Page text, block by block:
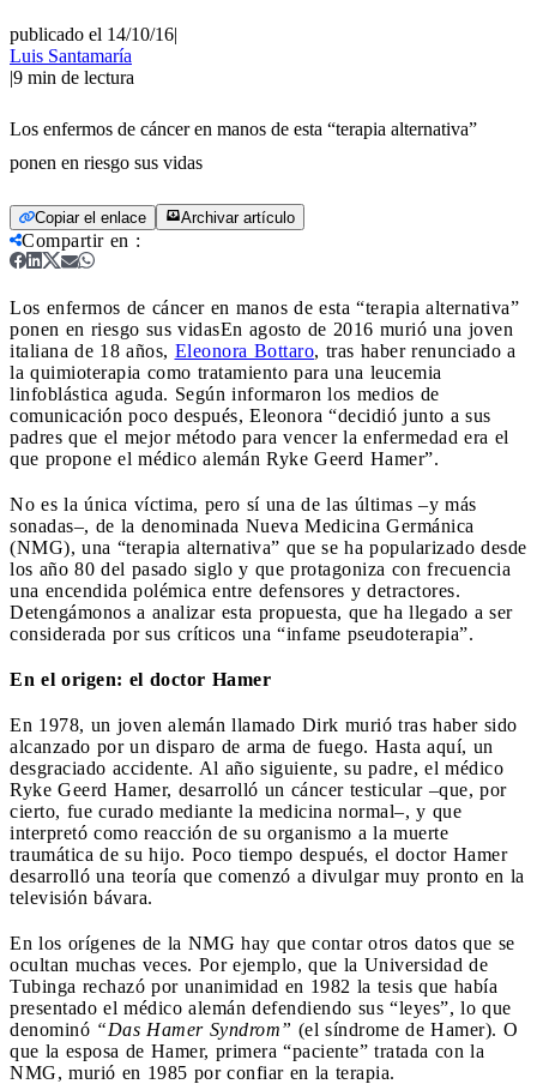
publicado el 14/10/16|
Luis Santamaría
|9 min de lectura
Los enfermos de cáncer en manos de esta “terapia alternativa”
ponen en riesgo sus vidas
Copiar el enlace Archivar artículo
Compartir en :
Los enfermos de cáncer en manos de esta “terapia alternativa”
ponen en riesgo sus vidasEn agosto de 2016 murió una joven
italiana de 18 años, Eleonora Bottaro, tras haber renunciado a
la quimioterapia como tratamiento para una leucemia
linfoblástica aguda. Según informaron los medios de
comunicación poco después, Eleonora “decidió junto a sus
padres que el mejor método para vencer la enfermedad era el
que propone el médico alemán Ryke Geerd Hamer”.
No es la única víctima, pero sí una de las últimas –y más
sonadas–, de la denominada Nueva Medicina Germánica
(NMG), una “terapia alternativa” que se ha popularizado desde
los año 80 del pasado siglo y que protagoniza con frecuencia
una encendida polémica entre defensores y detractores.
Detengámonos a analizar esta propuesta, que ha llegado a ser
considerada por sus críticos una “infame pseudoterapia”.
En el origen: el doctor Hamer
En 1978, un joven alemán llamado Dirk murió tras haber sido
alcanzado por un disparo de arma de fuego. Hasta aquí, un
desgraciado accidente. Al año siguiente, su padre, el médico
Ryke Geerd Hamer, desarrolló un cáncer testicular –que, por
cierto, fue curado mediante la medicina normal–, y que
interpretó como reacción de su organismo a la muerte
traumática de su hijo. Poco tiempo después, el doctor Hamer
desarrolló una teoría que comenzó a divulgar muy pronto en la
televisión bávara.
En los orígenes de la NMG hay que contar otros datos que se
ocultan muchas veces. Por ejemplo, que la Universidad de
Tubinga rechazó por unanimidad en 1982 la tesis que había
presentado el médico alemán defendiendo sus “leyes”, lo que
denominó “Das Hamer Syndrom” (el síndrome de Hamer). O
que la esposa de Hamer, primera “paciente” tratada con la
NMG, murió en 1985 por confiar en la terapia.